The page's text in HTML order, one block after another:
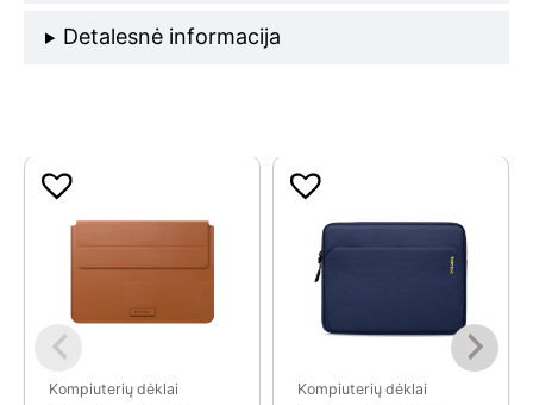
Detalesnė informacija
Panašios prekės
Kompiuterių dėklai
€39.99.
Current
€29.99.
Kompiuterių dėklai
was:
€24.99.